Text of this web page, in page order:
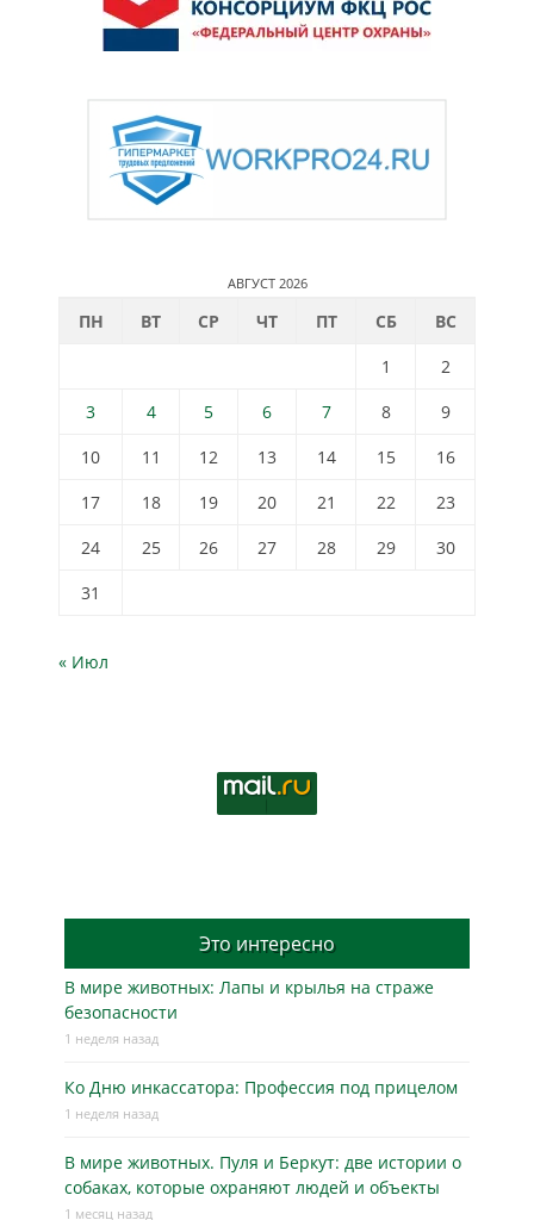
АВГУСТ 2026
ПН ВТ СР ЧТ ПТ СБ
ВС
1
2
3
4 5 6 7 8
9
10
11 12 13 14 15
16
17
18 19 20 21 22
23
24
25 26 27 28 29
30
31
« Июл
Это интересно
В мире животных: Лапы и крылья на страже
безопасности
1 неделя назад
Ко Дню инкассатора: Профессия под прицелом
1 неделя назад
В мире животных. Пуля и Беркут: две истории о
собаках, которые охраняют людей и объекты
1 месяц назад